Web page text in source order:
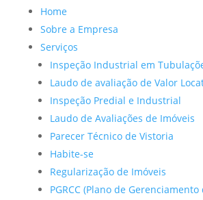
Home
Sobre a Empresa
Serviços
Inspeção Industrial em
Laudo de avaliação de Valor
Inspeção Predial e Industrial
Laudo de Avaliações de Imóveis
Parecer Técnico de Vistoria
Habite-se
Regularização de Imóveis
PGRCC (Plano de